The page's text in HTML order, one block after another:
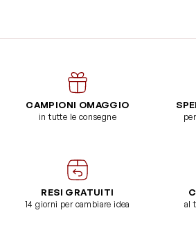
CAMPIONI OMAGGIO
in tutte le consegne
RESI GRATUITI
14 giorni per cambiare idea al